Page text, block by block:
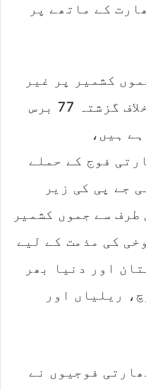
کے ماتھے پر
کشمیر پر غیر
قانونی طور پر قبضے کیخلاف گزشتہ 77 برس
ہیں،
کو بھارتی فوج کے حملے
میں بی جے پی کی زیر
سے جموں کشمیر
کی مذمت کے لیے
اور دنیا بھر
ریلیاں اور
فوجیوں نے